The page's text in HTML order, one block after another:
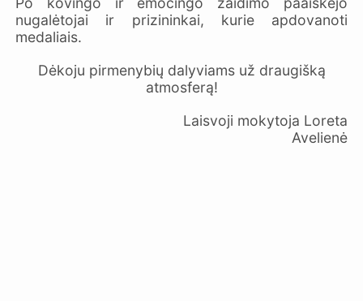
nugalėtojai ir prizininkai, kurie apdovanoti
medaliais.
Dėkoju pirmenybių dalyviams už draugišką
atmosferą!
Laisvoji mokytoja Loreta
Avelienė